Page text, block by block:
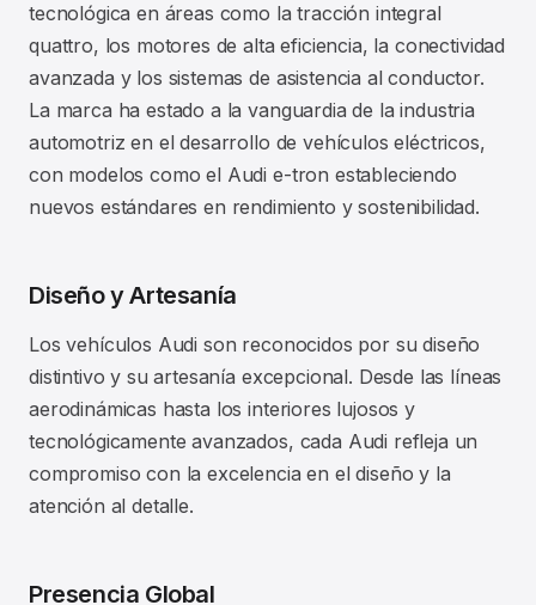
tecnológica en áreas como la tracción integral
quattro, los motores de alta eficiencia, la conectividad
avanzada y los sistemas de asistencia al conductor.
La marca ha estado a la vanguardia de la industria
automotriz en el desarrollo de vehículos eléctricos,
con modelos como el Audi e-tron estableciendo
nuevos estándares en rendimiento y sostenibilidad.
Diseño y Artesanía
Los vehículos Audi son reconocidos por su diseño
distintivo y su artesanía excepcional. Desde las líneas
aerodinámicas hasta los interiores lujosos y
tecnológicamente avanzados, cada Audi refleja un
compromiso con la excelencia en el diseño y la
atención al detalle.
Presencia Global